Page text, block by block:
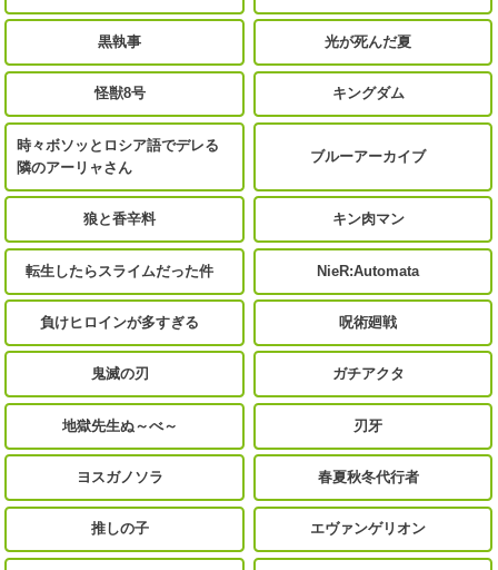
黒執事 光が死んだ夏
怪獣8号 キングダム
時々ボソッとロシア語でデレる
隣のアーリャさん
ブルーアーカイブ
狼と香辛料 キン肉マン
転生したらスライムだった件 NieR:Automata
負けヒロインが多すぎる 呪術廻戦
鬼滅の刃 ガチアクタ
地獄先生ぬ～べ～ 刃牙
ヨスガノソラ 春夏秋冬代行者
推しの子 エヴァンゲリオン